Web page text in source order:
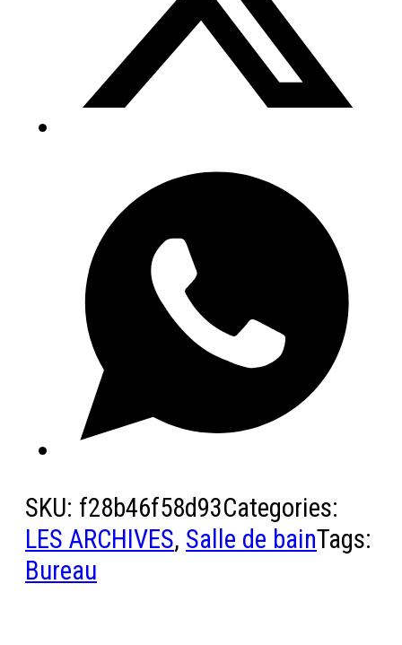
SKU: f28b46f58d93Categories:
LES ARCHIVES, Salle de bainTags:
Bureau